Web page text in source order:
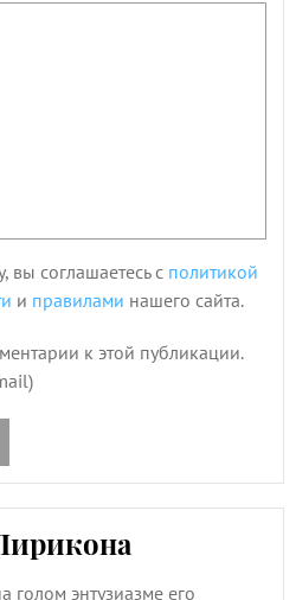
вы соглашаетесь с политикой
и правилами нашего сайта.
к этой публикации.
голом энтузиазме его